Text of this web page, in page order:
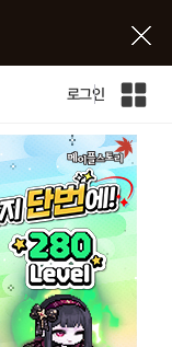
로그인
인
전
체
사
이